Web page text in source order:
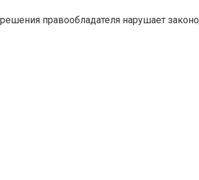
правообладателя нарушает